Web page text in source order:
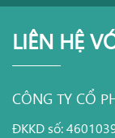
LIÊN HỆ
CÔNG TY CỔ
ĐKKD số: